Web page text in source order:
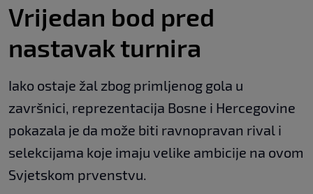
Vrijedan bod pred
nastavak turnira
Iako ostaje žal zbog primljenog gola u
završnici, reprezentacija Bosne i Hercegovine
pokazala je da može biti ravnopravan rival i
selekcijama koje imaju velike ambicije na ovom
Svjetskom prvenstvu.